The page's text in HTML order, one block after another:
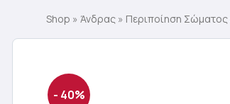
Shop » Άνδρας » Περιποίηση Σώματος
- 40%